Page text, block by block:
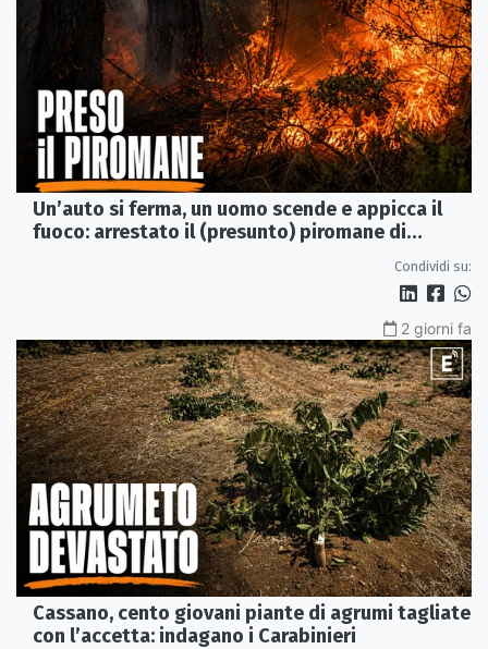
Un’auto si ferma, un uomo scende e appicca il
fuoco: arrestato il (presunto) piromane di
Condividi su:
2 giorni fa
Cassano, cento giovani piante di agrumi tagliate
con l’accetta: indagano i Carabinieri